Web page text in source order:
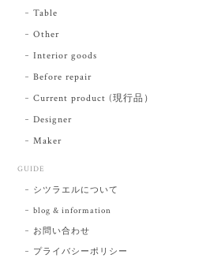
Table
Other
Interior goods
Before repair
Current product (現行品）
Designer
Maker
GUIDE
シツラエルについて
blog & information
お問い合わせ
プライバシーポリシー